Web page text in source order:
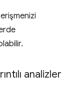
analizler